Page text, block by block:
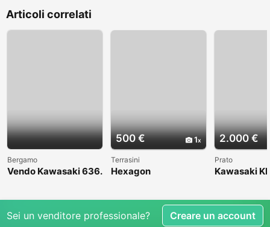
Articoli correlati
Bergamo
Vendo Kawasaki 636.
500 € 1
Terrasini
Hexagon
2.000 €
Prato
Kawasaki
Sei un venditore professionale? Creare un account